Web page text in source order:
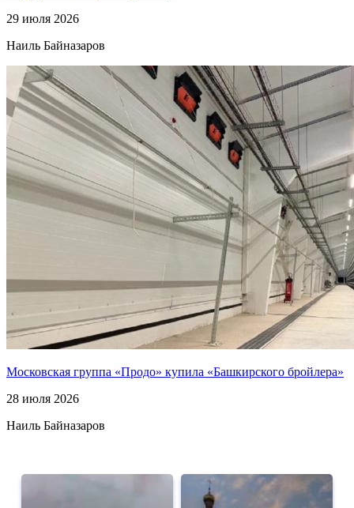
29 июля 2026
Наиль Байназаров
Московская группа «Продо» купила «Башкирского бройлера»
28 июля 2026
Наиль Байназаров